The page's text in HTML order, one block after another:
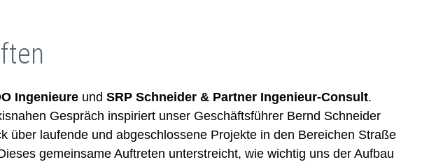
Ingenieure und SRP Schneider & Partner Ingenieur-Consult.
Gespräch inspiriert unser Geschäftsführer Bernd Schneider
über laufende und abgeschlossene Projekte in den Bereichen Straße
gemeinsame Auftreten unterstreicht, wie wichtig uns der Aufbau